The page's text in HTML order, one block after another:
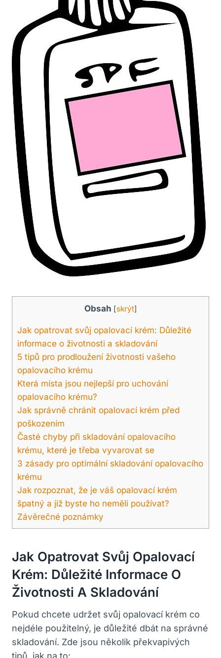
Obsah [skrýt]
Jak opatrovat svůj opalovací krém: Důležité
informace o životnosti a skladování
5 tipů pro prodloužení životnosti vašeho
opalovacího krému
Která místa jsou nejlepší pro uchování
opalovacího krému?
Jak správně chránit opalovací krém před
poškozením
Časté chyby při skladování opalovacího
krému, které je třeba vyvarovat se
3 zásady pro optimální skladování opalovacího
krému
Jak rozpoznat, že je váš opalovací krém
špatný a již byste ho neměli používat?
Závěrečné poznámky
Jak Opatrovat Svůj Opalovací
Krém: Důležité Informace O
Životnosti A Skladování
Pokud chcete udržet svůj opalovací krém co
nejdéle použitelný, je důležité dbát na správné
skladování. Zde jsou několik překvapivých
tipů, jak na to: